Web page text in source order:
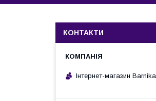
КОНТАКТИ
Інтернет-магазин Barnika